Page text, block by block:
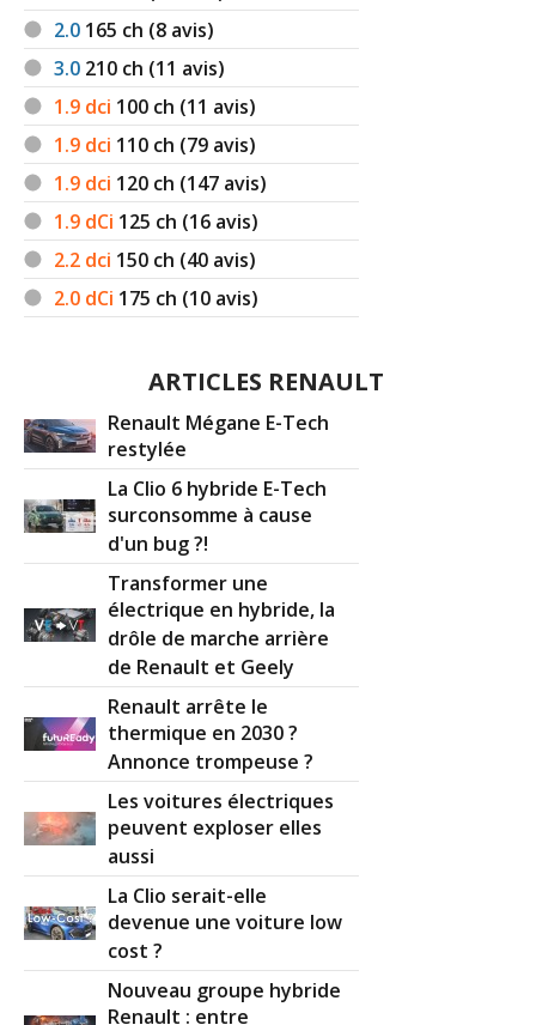
2.0 165 ch (8 avis)
3.0 210 ch (11 avis)
1.9 dci 100 ch (11 avis)
1.9 dci 110 ch (79 avis)
1.9 dci 120 ch (147 avis)
1.9 dCi 125 ch (16 avis)
2.2 dci 150 ch (40 avis)
2.0 dCi 175 ch (10 avis)
ARTICLES RENAULT
Renault Mégane E-Tech
restylée
La Clio 6 hybride E-Tech
surconsomme à cause
d'un bug ?!
Transformer une
électrique en hybride, la
drôle de marche arrière
de Renault et Geely
Renault arrête le
thermique en 2030 ?
Annonce trompeuse ?
Les voitures électriques
peuvent exploser elles
aussi
La Clio serait-elle
devenue une voiture low
cost ?
Nouveau groupe hybride
Renault : entre